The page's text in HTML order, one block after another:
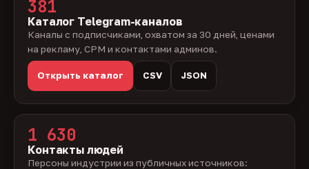
381
Каталог Telegram-каналов
Каналы с подписчиками, охватом за 30 дней, ценами
на рекламу, CPM и контактами админов.
Открыть каталог CSV JSON
1 630
Контакты людей
Персоны индустрии из публичных источников: